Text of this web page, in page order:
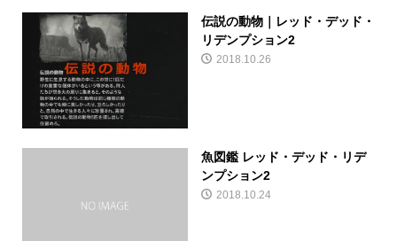
伝説の動物｜レッド・デッド・
リデンプション2
2018.10.26
魚図鑑 レッド・デッド・リデ
ンプション2
2018.10.24